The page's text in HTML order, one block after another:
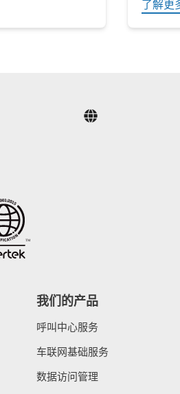
了解更
我们的产品
呼叫中心服务
车联网基础服务
数据访问管理